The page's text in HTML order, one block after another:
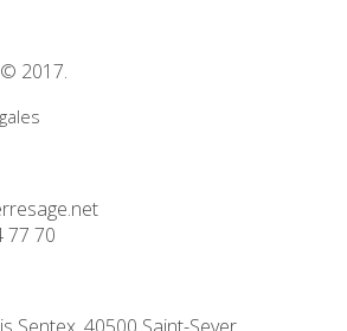
2017.
77 70